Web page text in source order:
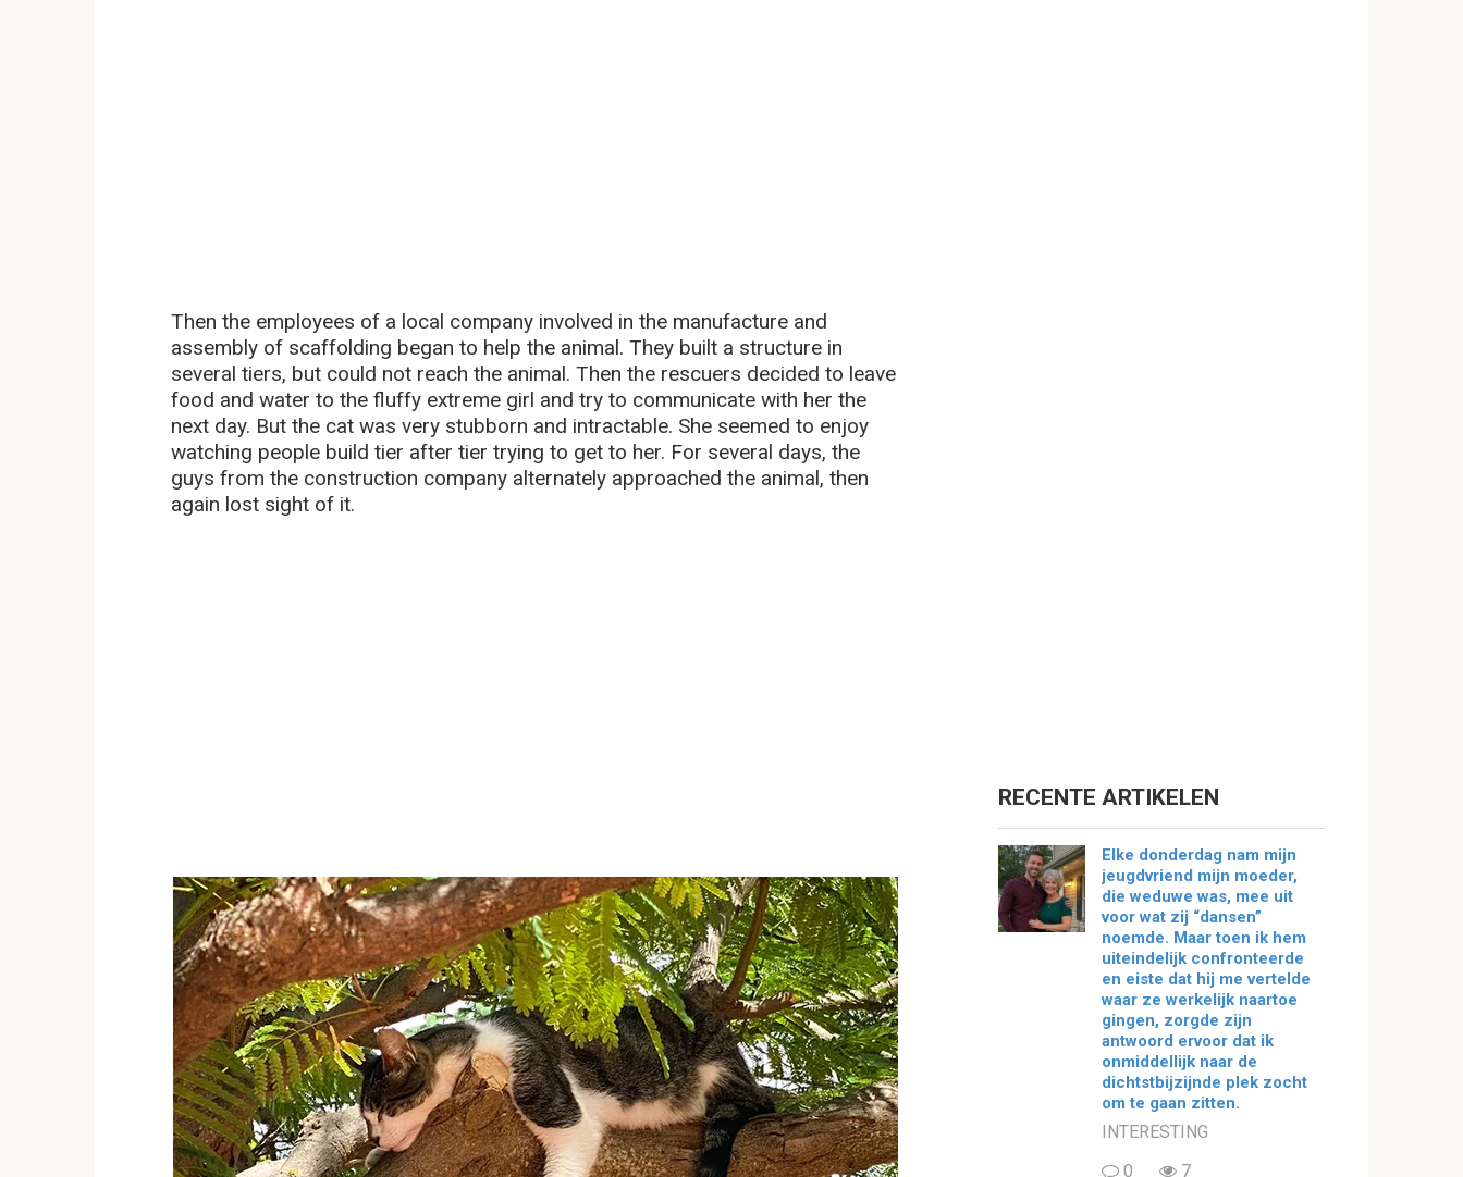
Then the employees of a local company involved in the manufacture and
assembly of scaffolding began to help the animal. They built a structure in
several tiers, but could not reach the animal. Then the rescuers decided to leave
food and water to the fluffy extreme girl and try to communicate with her the
next day. But the cat was very stubborn and intractable. She seemed to enjoy
watching people build tier after tier trying to get to her. For several days, the
guys from the construction company alternately approached the animal, then
again lost sight of it.
RECENTE ARTIKELEN
Elke donderdag nam mijn
jeugdvriend mijn moeder,
die weduwe was, mee uit
voor wat zij “dansen”
noemde. Maar toen ik hem
uiteindelijk confronteerde
en eiste dat hij me vertelde
waar ze werkelijk naartoe
gingen, zorgde zijn
antwoord ervoor dat ik
onmiddellijk naar de
dichtstbijzijnde plek zocht
om te gaan zitten.
INTERESTING
0
7